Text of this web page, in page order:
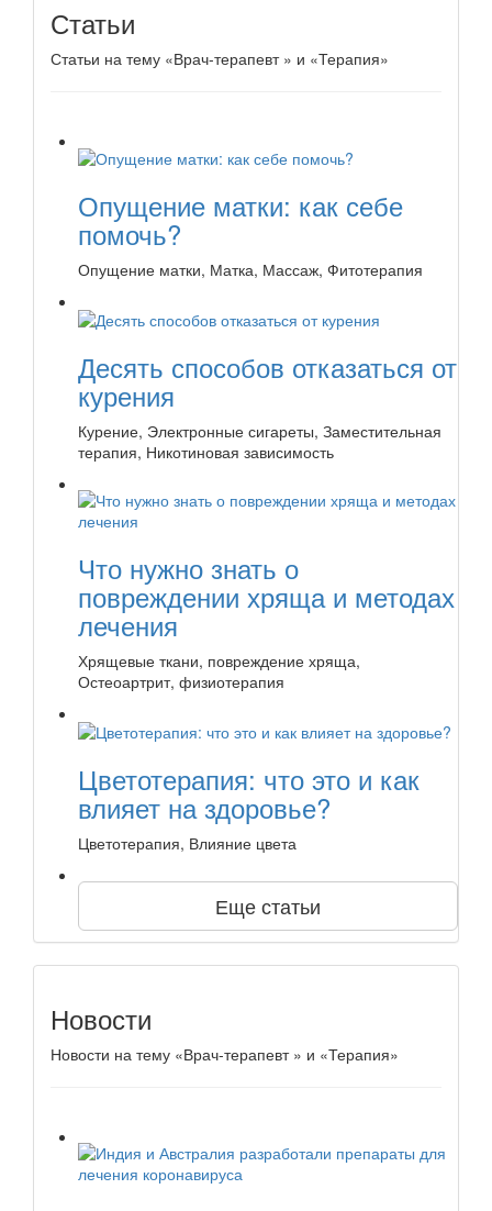
Статьи
Статьи на тему «Врач-терапевт » и «Терапия»
Опущение матки: как себе
помочь?
Опущение матки, Матка, Массаж, Фитотерапия
Десять способов отказаться от
курения
Курение, Электронные сигареты, Заместительная
терапия, Никотиновая зависимость
Что нужно знать о
повреждении хряща и методах
лечения
Хрящевые ткани, повреждение хряща,
Остеоартрит, физиотерапия
Цветотерапия: что это и как
влияет на здоровье?
Цветотерапия, Влияние цвета
Еще статьи
Новости
Новости на тему «Врач-терапевт » и «Терапия»